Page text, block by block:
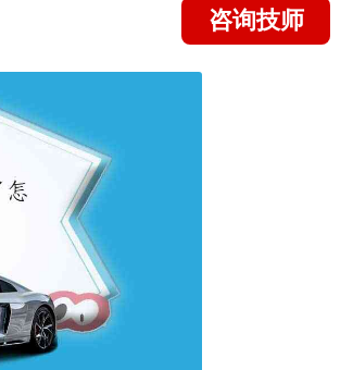
咨询技师